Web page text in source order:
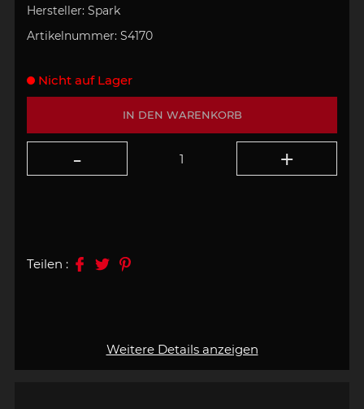
Hersteller: Spark
Artikelnummer: S4170
Weitere Details anzeigen
IN DEN WARENKORB
Nicht auf Lager
Teilen :